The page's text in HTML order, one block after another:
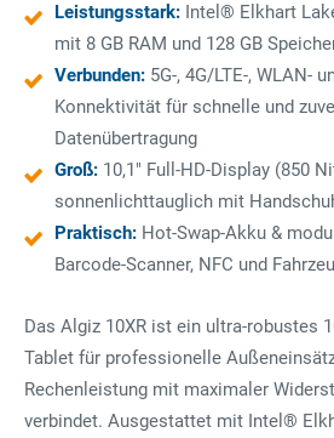
Leistungsstark: Intel® Elkhart
mit 8 GB RAM und 128 GB
Verbunden: 5G-, 4G/LTE-, WLAN-
Konnektivität für schnelle und
Datenübertragung
Groß: 10,1" Full-HD-Display (850
sonnenlichttauglich mit
Praktisch: Hot-Swap-Akku &
Barcode-Scanner, NFC und
Das Algiz 10XR ist ein ultra-robustes
Tablet für professionelle
Rechenleistung mit maximaler
verbindet. Ausgestattet mit Intel®